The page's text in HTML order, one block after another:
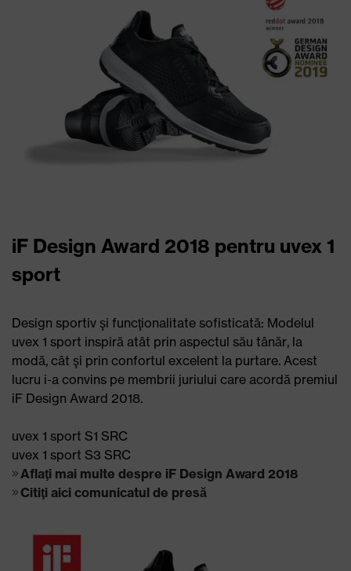
iF Design Award 2018 pentru uvex 1
sport
Design sportiv şi funcţionalitate sofisticată: Modelul
uvex 1 sport inspiră atât prin aspectul său tânăr, la
modă, cât şi prin confortul excelent la purtare. Acest
lucru i-a convins pe membrii juriului care acordă premiul
iF Design Award 2018.
uvex 1 sport S1 SRC
uvex 1 sport S3 SRC
Aflaţi mai multe despre iF Design Award 2018
Citiţi aici comunicatul de presă